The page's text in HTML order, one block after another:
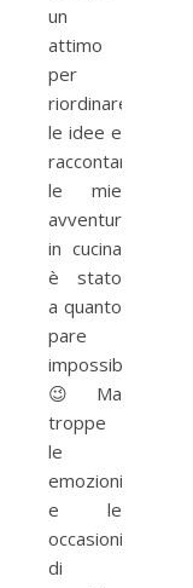
un
attimo
per
riordinare
le idee e
raccontarmi
le mie
avventure
in cucina
è stato
a quanto
pare
impossibile
😉 Ma
troppe
le
emozioni
e le
occasioni
di